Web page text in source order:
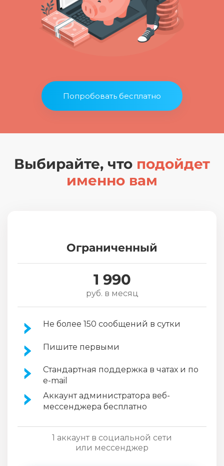
Попробовать бесплатно
Выбирайте, что подойдет
именно вам
Ограниченный
1 990
руб. в месяц
Не более 150 сообщений в сутки
Пишите первыми
Стандартная поддержка в чатах и по
e-mail
Аккаунт администратора веб-
мессенджера бесплатно
1 аккаунт в социальной сети
или мессенджер